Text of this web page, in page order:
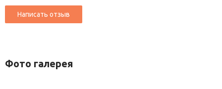
Фото галерея